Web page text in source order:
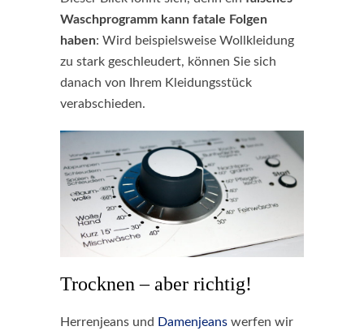
Waschprogramm kann fatale Folgen
haben: Wird beispielsweise Wollkleidung
zu stark geschleudert, können Sie sich
danach von Ihrem Kleidungsstück
verabschieden.
Trocknen – aber richtig!
Herrenjeans und Damenjeans werfen wir